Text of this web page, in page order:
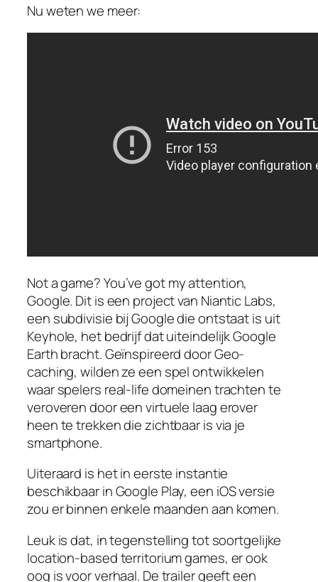
Nu weten we meer:
Not a game? You’ve got my attention,
Google. Dit is een project van Niantic Labs,
een subdivisie bij Google die ontstaat is uit
Keyhole, het bedrijf dat uiteindelijk Google
Earth bracht. Geïnspireerd door Geo-
caching, wilden ze een spel ontwikkelen
waar spelers real-life domeinen trachten te
veroveren door een virtuele laag erover
heen te trekken die zichtbaar is via je
smartphone.
Uiteraard is het in eerste instantie
beschikbaar in Google Play, een iOS versie
zou er binnen enkele maanden aan komen.
Leuk is dat, in tegenstelling tot soortgelijke
location-based territorium games, er ook
oog is voor verhaal. De trailer geeft een